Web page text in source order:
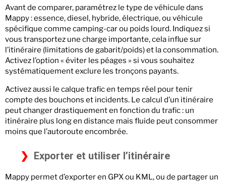
Avant de comparer, paramétrez le type de véhicule dans
Mappy : essence, diesel, hybride, électrique, ou véhicule
spécifique comme camping-car ou poids lourd. Indiquez si
vous transportez une charge importante, cela influe sur
l’itinéraire (limitations de gabarit/poids) et la consommation.
Activez l’option « éviter les péages » si vous souhaitez
systématiquement exclure les tronçons payants.
Activez aussi le calque trafic en temps réel pour tenir
compte des bouchons et incidents. Le calcul d’un itinéraire
peut changer drastiquement en fonction du trafic : un
itinéraire plus long en distance mais fluide peut consommer
moins que l’autoroute encombrée.
Exporter et utiliser l’itinéraire
Mappy permet d’exporter en GPX ou KML, ou de partager un